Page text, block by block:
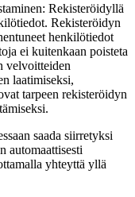
Rekisteröidyllä
Rekisteröidyn
henkilötiedot
ei kuitenkaan poisteta
velvoitteiden
laatimiseksi,
tarpeen rekisteröidyn
saada siirretyksi
automaattisesti
yhteyttä yllä